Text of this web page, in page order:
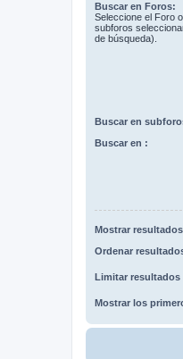
Buscar en Foros:
Seleccione el Foro
subforos
de búsqueda).
Buscar en
Buscar en :
Mostrar
Ordenar
Limitar resultados
Mostrar los